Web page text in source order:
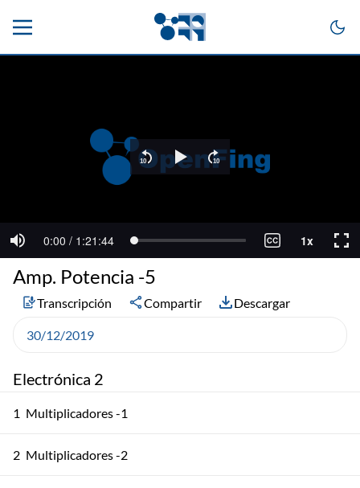
Electrónica 2
1 Multiplicadores -1
2 Multiplicadores -2
Amp. Potencia -5
Transcripción Compartir Descargar
30/12/2019